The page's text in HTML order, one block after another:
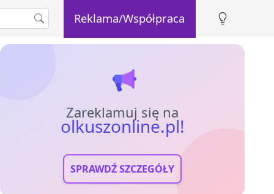
Reklama/Współpraca
Zareklamuj się na
olkuszonline.pl!
SPRAWDŹ SZCZEGÓŁY